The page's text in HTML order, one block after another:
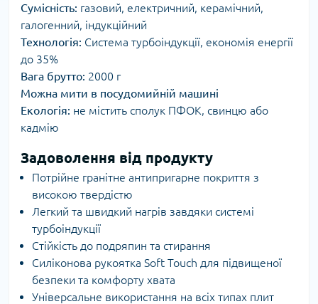
Сумісність: газовий, електричний, керамічний,
галогенний, індукційний
Технологія: Система турбоіндукції, економія енергії
до 35%
Вага брутто: 2000 г
Можна мити в посудомийній машині
Екологія: не містить сполук ПФОК, свинцю або
кадмію
Задоволення від продукту
Потрійне гранітне антипригарне покриття з
високою твердістю
Легкий та швидкий нагрів завдяки системі
турбоіндукції
Стійкість до подряпин та стирання
Силіконова рукоятка Soft Touch для підвищеної
безпеки та комфорту хвата
Універсальне використання на всіх типах плит